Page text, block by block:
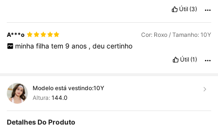
Útil (3)
A***o Cor: Roxo / Tamanho: 10Y
minha filha tem 9 anos , deu certinho
Útil (1)
Modelo está vestindo:10Y
Altura: 144.0
Detalhes Do Produto